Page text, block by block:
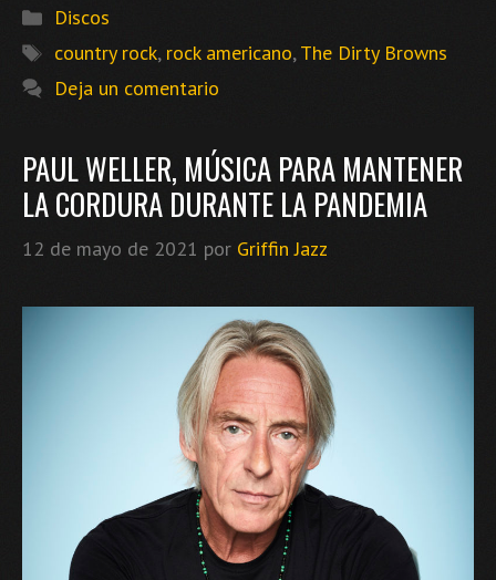
Categorías
Discos
Etiquetas
country rock, rock americano,The Dirty Browns
Deja un comentario
PAUL WELLER, MÚSICA PARA MANTENER
LA CORDURA DURANTE LA PANDEMIA
12 de mayo de 2021 por Griffin Jazz